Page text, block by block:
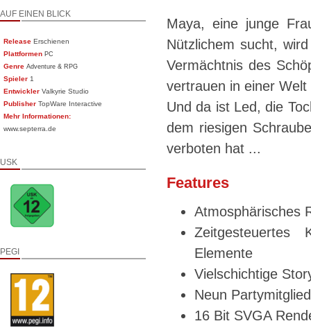
AUF EINEN BLICK
Release Erschienen
Plattformen PC
Genre Adventure & RPG
Spieler 1
Entwickler Valkyrie Studio
Publisher TopWare Interactive
Mehr Informationen:
www.septerra.de
USK
PEGI
Maya, eine junge
Nützlichem sucht,
Vermächtnis des
vertrauen in einer
Und da ist Led, die
dem riesigen
verboten hat ...
Features
Atmosphärisches
Zeitgesteuertes
Elemente
Vielschichtige
Neun
16 Bit SVGA